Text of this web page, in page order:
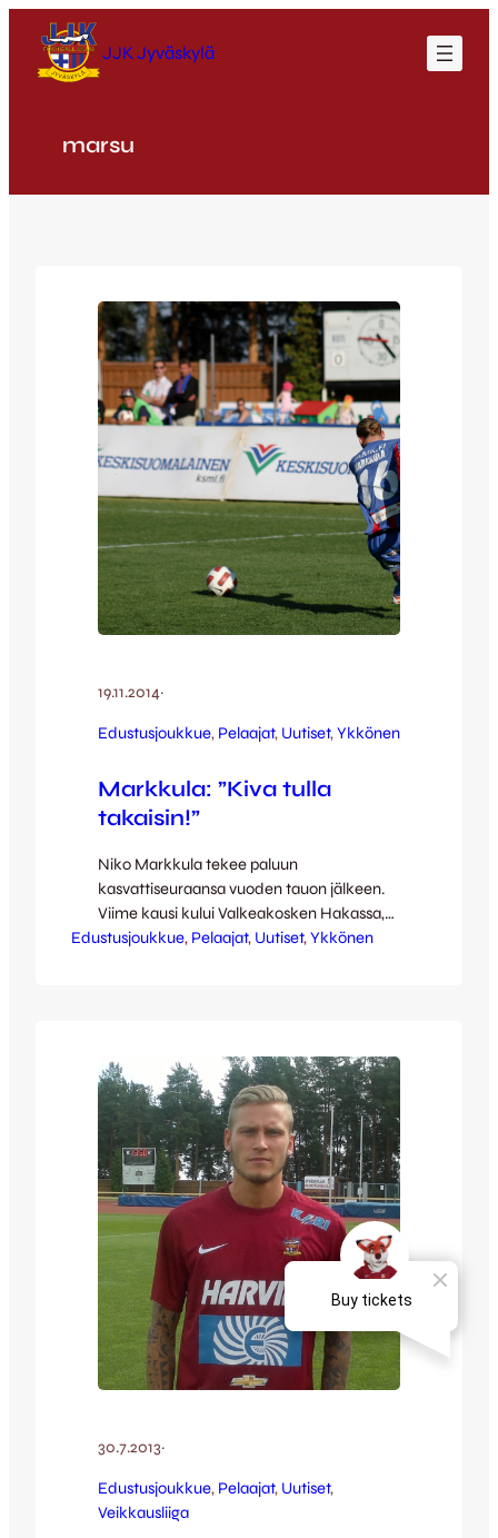
sisältöön
JJK Jyväskylä
marsu
19.11.2014·
Edustusjoukkue, Pelaajat, Uutiset, Ykkönen
Markkula: ”Kiva tulla
takaisin!”
Niko Markkula tekee paluun
kasvattiseuraansa vuoden tauon jälkeen.
Viime kausi kului Valkeakosken Hakassa,
jossa loukkaantuminen häiritsi kautta. –
valmiina aloittamaan täysillä treenit – ja
koulun! Markkula aloittaakin joulukuussa
harjoitusten lisäksi myös…
Edustusjoukkue, Pelaajat, Uutiset, Ykkönen
30.7.2013·
Edustusjoukkue, Pelaajat, Uutiset
Veikkausliiga